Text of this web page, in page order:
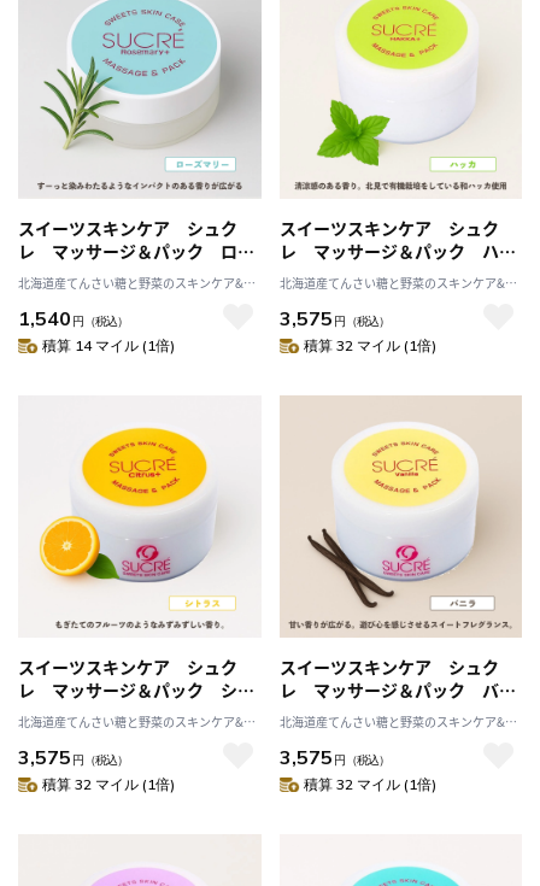
スイーツスキンケア シュク
レ マッサージ＆パック ロー
ズマリー 35g シュガースク
ラブ 無添加 保湿 北海道
乾燥 天然成分
北海道産てんさい糖と野菜のスキンケア&ヘ
1,540 円 （税込）
積算 14 マイル (1倍)
スイーツスキンケア シュク
レ マッサージ＆パック ハッ
カ 100g シュガースクラブ
無添加 保湿 北海道 乾燥
天然成分
北海道産てんさい糖と野菜のスキンケア&ヘ
3,575 円 （税込）
積算 32 マイル (1倍)
スイーツスキンケア シュク
レ マッサージ＆パック シト
ラス＋ 100g シュガースクラ
ブ 無添加 保湿 北海道 乾
燥 天然成分
北海道産てんさい糖と野菜のスキンケア&ヘ
3,575 円 （税込）
積算 32 マイル (1倍)
スイーツスキンケア シュク
レ マッサージ＆パック バニ
ラ 100g シュガースクラブ
無添加 保湿 北海道 乾燥
天然成分
北海道産てんさい糖と野菜のスキンケア&ヘ
3,575 円 （税込）
積算 32 マイル (1倍)